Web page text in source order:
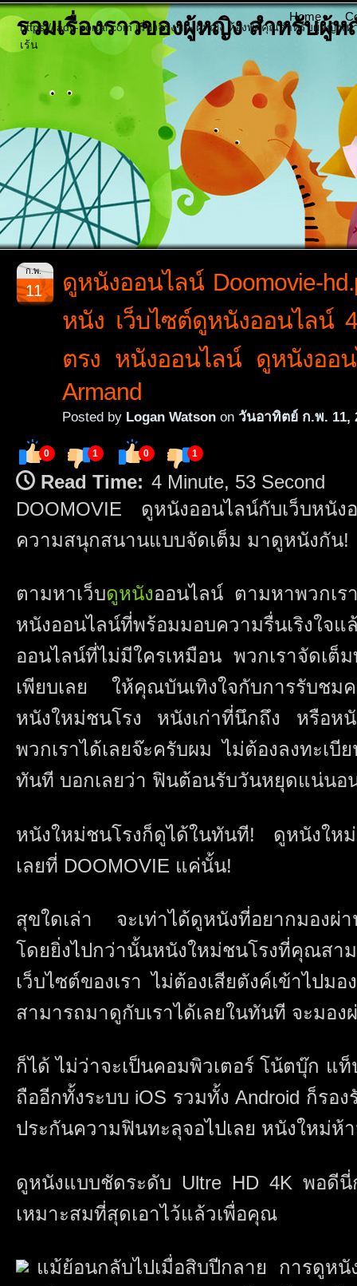
รวมเรื่องราวของผู้หญิง สำหรับ
https://lady-portal.com เรื่องจริงของผู้หญิง ห้องพูดคุณสำหรับผู้หญิง
เร้น
Home
ก.พ.
11
ดูหนังออนไลน์ Doomovie-
หนัง เว็บไซต์ดูหนังออนไลน์
ตรง หนังออนไลน์ ดูหนังออ
Armand
Posted by Logan Watson on วันอาทิตย์ ก.พ. 11,
0 1 0 1
Read Time: 4 Minute, 53 Second
DOOMOVIE ดูหนังออนไลน์กับเว็บหนั
ความสนุกสนานแบบจัดเต็ม มาดูหนังกัน!
ตามหาเว็บดูหนังออนไลน์ ตามหาพวกเร
หนังออนไลน์ที่พร้อมมอบความรื่นเริงใจ
ออนไลน์ที่ไม่มีใครเหมือน พวกเราจัดเ
เพียบเลย ให้คุณบันเทิงใจกับการรับชม
หนังใหม่ชนโรง หนังเก่าที่นึกถึง หรือห
พวกเราได้เลยจ๊ะครับผม ไม่ต้องลงทะเ
ทันที บอกเลยว่า ฟินต้อนรับวันหยุดแน่นอ
หนังใหม่ชนโรงก็ดูได้ในทันที! ดูหนังให
เลยที่ DOOMOVIE แค่นั้น!
สุขใดเล่า จะเท่าได้ดูหนังที่อยากมองผ่
โดยยิ่งไปกว่านั้นหนังใหม่ชนโรงที่คุณสา
เว็บไซต์ของเรา ไม่ต้องเสียตังค์เข้าไป
สามารถมาดูกับเราได้เลยในทันที จะมอง
ก็ได้ ไม่ว่าจะเป็นคอมพิวเตอร์ โน้ตบุ๊ก แ
ถืออีกทั้งระบบ iOS รวมทั้ง Android ก็รอ
ประกันความฟินทะลุจอไปเลย หนังใหม่ห้
ดูหนังแบบชัดระดับ Ultre HD 4K พอดี
เหมาะสมที่สุดเอาไว้แล้วเพื่อคุณ
แม้ย้อนกลับไปเมื่อสิบปีกลาย การดูห